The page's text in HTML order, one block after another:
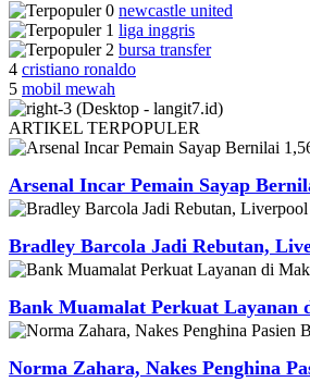
newcastle united
liga inggris
bursa transfer
4 cristiano ronaldo
5 mobil mewah
ARTIKEL TERPOPULER
Arsenal Incar Pemain Sayap
Bradley Barcola Jadi Rebutan,
Bank Muamalat Perkuat Layanan
Norma Zahara, Nakes Penghina